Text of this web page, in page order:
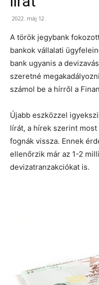
2022. máj 12.
A török jegybank
bankok vállalati
bank ugyanis a
szeretné
számol be a hírről a
Újabb eszközzel
lírát, a hírek szerint
fognák vissza. Ennek
ellenőrzik már az 1-2
devizatranzakciókat is.